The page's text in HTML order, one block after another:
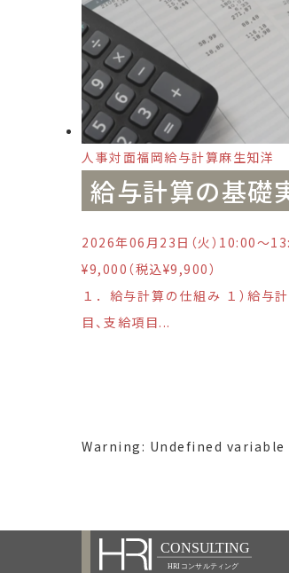
人事対面福岡給与計算麻生知洋
給与計算の基礎
2026年06月23日（火）10:00〜
¥9,000（税込¥9,900）
１．給与計算の仕組み １）給与
目、支給項目...
Warning : Undefined variable